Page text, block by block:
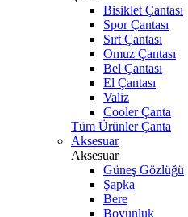
Bisiklet Çantası
Spor Çantası
Sırt Çantası
Omuz Çantası
Bel Çantası
El Çantası
Valiz
Cooler Çanta
Tüm Ürünler Çanta
Aksesuar
Aksesuar
Güneş Gözlüğü
Şapka
Bere
Boyunluk